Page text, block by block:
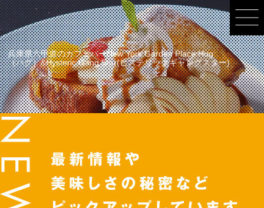
兵庫県六甲道のカフェバーNew York Garden Place Hug
（ハグ）&Hysteric Gang Star(ヒステリックギャングスター)